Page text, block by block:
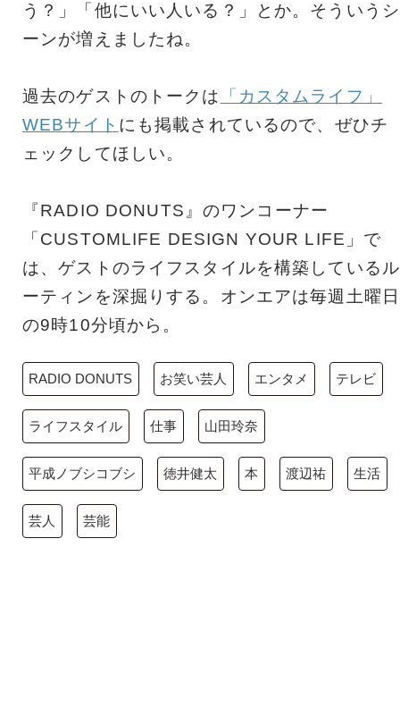
う？」「他にいい人いる？」とか。そういうシ
ーンが増えましたね。
過去のゲストのトークは
「カスタムライフ」
WEBサイト にも掲載されているので、ぜひチ
ェックしてほしい。
『RADIO DONUTS』のワンコーナー
「CUSTOMLIFE DESIGN YOUR LIFE」で
は、ゲストのライフスタイルを構築しているル
ーティンを深掘りする。オンエアは毎週土曜日
の9時10分頃から。
RADIO DONUTS お笑い芸人 エンタメ テレビ
ライフスタイル 仕事 山田玲奈
平成ノブシコブシ 徳井健太 本 渡辺祐 生活
芸人 芸能